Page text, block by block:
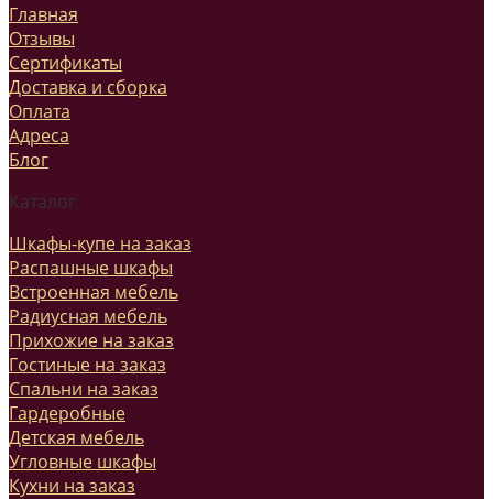
Главная
Отзывы
Сертификаты
Доставка и сборка
Оплата
Адреса
Блог
Каталог
Шкафы-купе на заказ
Распашные шкафы
Встроенная мебель
Радиусная мебель
Прихожие на заказ
Гостиные на заказ
Спальни на заказ
Гардеробные
Детская мебель
Угловные шкафы
Кухни на заказ